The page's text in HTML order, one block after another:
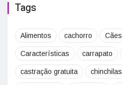
Tags
Alimentos cachorro Cães
Características carrapato
castração gratuita chinchilas